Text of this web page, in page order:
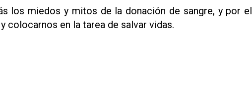
los miedos y mitos de la donación de sangre, y por el
colocarnos en la tarea de salvar vidas.